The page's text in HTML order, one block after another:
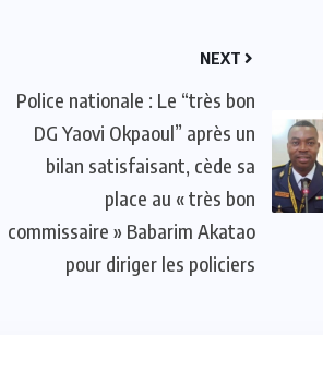
NEXT
Police nationale : Le “très bon
DG Yaovi Okpaoul” après un
bilan satisfaisant, cède sa
place au « très bon
commissaire » Babarim Akatao
pour diriger les policiers